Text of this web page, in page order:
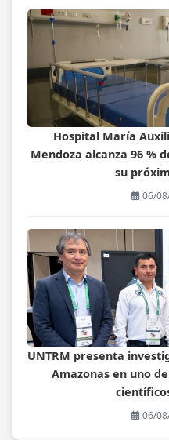
Hospital María
Mendoza alcanza 96 %
su
06/
UNTRM presenta
Amazonas en uno
06/